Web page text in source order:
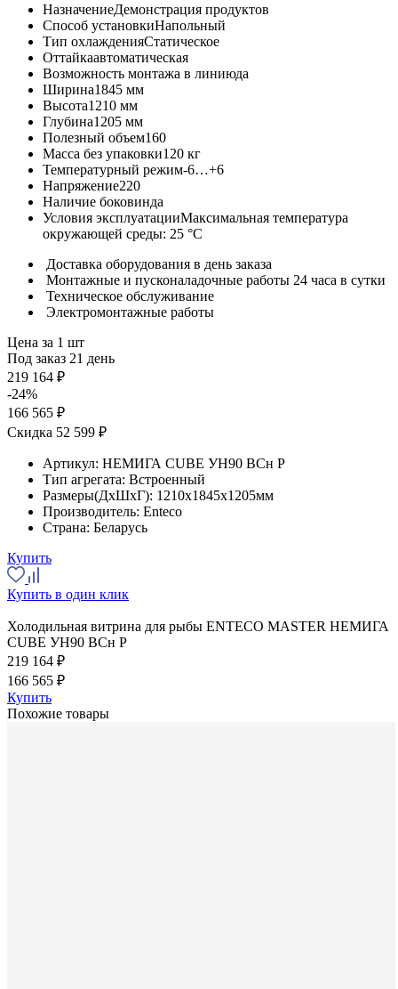
НазначениеДемонстрация продуктов
Способ установкиНапольный
Тип охлажденияСтатическое
Оттайкаавтоматическая
Возможность монтажа в линиюда
Ширина1845 мм
Высота1210 мм
Глубина1205 мм
Полезный объем160
Масса без упаковки120 кг
Температурный режим-6…+6
Напряжение220
Наличие боковинда
Условия эксплуатацииМаксимальная температура
окружающей среды: 25 °С
Доставка оборудования в день заказа
Монтажные и пусконаладочные работы 24 часа в сутки
Техническое обслуживание
Электромонтажные работы
Цена за 1 шт
Под заказ 21 день
219 164 ₽
-24%
166 565 ₽
Скидка 52 599 ₽
Артикул: НЕМИГА CUBE УН90 ВСн Р
Тип агрегата: Встроенный
Размеры(ДхШхГ): 1210x1845x1205мм
Производитель: Enteco
Страна: Беларусь
Купить
Купить в один клик
Холодильная витрина для рыбы ENTECO MASTER НЕМИГА
CUBE УН90 ВСн Р
219 164 ₽
166 565 ₽
Купить
Похожие товары